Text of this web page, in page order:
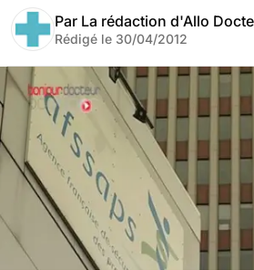
Par La rédaction d'Allo
Rédigé le 30/04/2012